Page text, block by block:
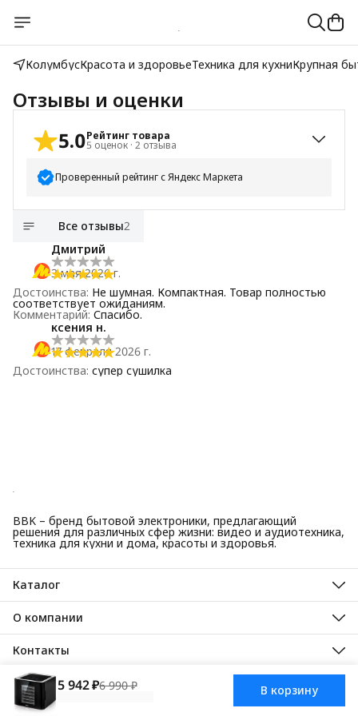
КолумбусКрасота и здоровьеТехника для кухниКрупная
Отзывы и оценки
5.0Рейтинг товара
5 оценок · 2 отзыва
Проверенный рейтинг с Яндекс Маркета
5 звёзд
5
4
звезды
звезды
2 звезды
1 звезда
Все отзывы2
Дмитрий
3 мая 2026 г.
Достоинства: Не шумная. Компактная. Товар полностью
соответствует ожиданиям.
Комментарий: Спасибо.
ксения н.
17 февраля 2026 г.
Достоинства: супер сушилка
5 942 ₽6 990 ₽ В корзину
BBK – бренд бытовой электроники, предлагающий
решения для различных сфер жизни: видео и аудиотехника,
техника для кухни и дома, красоты и здоровья.
Каталог
Красота и здоровье
Техника для кухни
Техника для дома
ТВ, аудио, видео
О компании
О нас
Гарантийные обязательства
Контакты
Адрес
125445, город Москва, Ленинградское шоссе, дом 65, стр. 3
Телефон
8 (495) 587-40-82
Режим работы
АО Торговый дом ББК, 2025 ОплатаПравила